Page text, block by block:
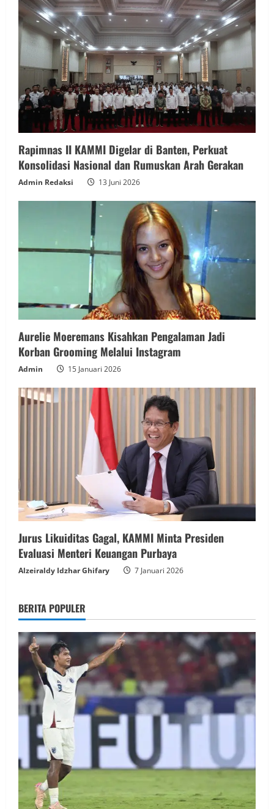
Rapimnas II KAMMI Digelar di Banten, Perkuat
Konsolidasi Nasional dan Rumuskan Arah Gerakan
Admin Redaksi 13 Juni 2026
Aurelie Moeremans Kisahkan Pengalaman Jadi
Korban Grooming Melalui Instagram
Admin 15 Januari 2026
Jurus Likuiditas Gagal, KAMMI Minta Presiden
Evaluasi Menteri Keuangan Purbaya
Alzeiraldy Idzhar Ghifary 7 Januari 2026
BERITA POPULER